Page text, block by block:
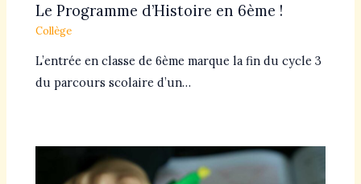
Le Programme d’Histoire en 6ème !
Collège
L’entrée en classe de 6ème marque la fin du cycle 3
du parcours scolaire d’un…